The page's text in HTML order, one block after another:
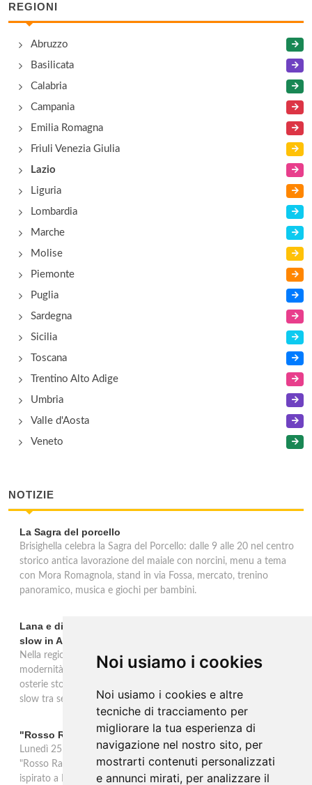
Noi usiamo i cookies
Noi usiamo i cookies e altre
tecniche di tracciamento per
migliorare la tua esperienza di
navigazione nel nostro sito, per
mostrarti contenuti personalizzati
e annunci mirati, per analizzare il
Celesti Dario
via Pié di Vigna 11, Fiuggi
De Luca Laorenza
via Prenestina 77, Fiuggi
Fioretti Luisa
REGIONI
Abruzzo
Basilicata
Calabria
Campania
Emilia Romagna
Friuli Venezia Giulia
Lazio
Liguria
Lombardia
Marche
Molise
Piemonte
Puglia
Sardegna
Sicilia
Toscana
Trentino Alto Adige
Umbria
Valle d'Aosta
Veneto
NOTIZIE
La Sagra del porcello
Brisighella celebra la Sagra del Porcello: dalle 9 alle 20 nel centro
storico antica lavorazione del maiale con norcini, menu a tema
con Mora Romagnola, stand in via Fossa, mercato, trenino
panoramico, musica e giochi per bambini.
Lana e dintorni: Törggelen, vini d'eccellenza e vacanze
slow in Alto Adige
Nella regione di Lana in Alto Adige tradizione contadina e
modernità si fondono in un'esperienza autentica. Törggelen nelle
osterie storiche, vini da antiche tradizioni vitivinicole e vacanze
slow tra sentieri delle rogge e produttori locali.
"Rosso Rame" in scena a Collepasso il 25 agosto
Lunedì 25 agosto al Palazzo Baronale di Collepasso va in scena
"Rosso Rame", spettacolo di Mary Negro e Gabriele Polimeno
ispirato a Dario Fo e Franca Rame. Ingresso con prenotazione e